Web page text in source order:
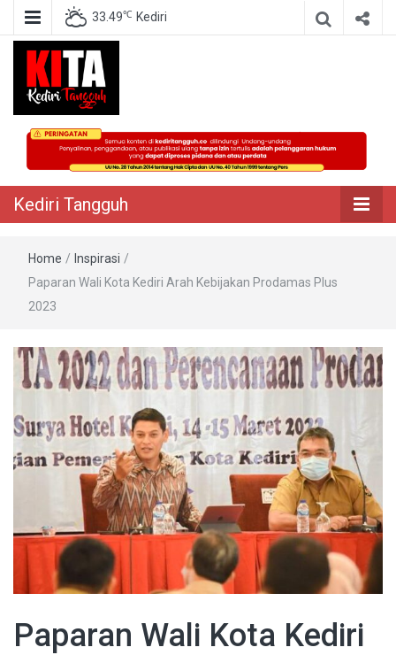
33.49℃ Kediri
Kediri Tangguh
Berita Akurat Terpercaya
Kediri Tangguh
Home / Inspirasi /
Paparan Wali Kota Kediri Arah Kebijakan Prodamas Plus
2023
Paparan Wali Kota Kediri